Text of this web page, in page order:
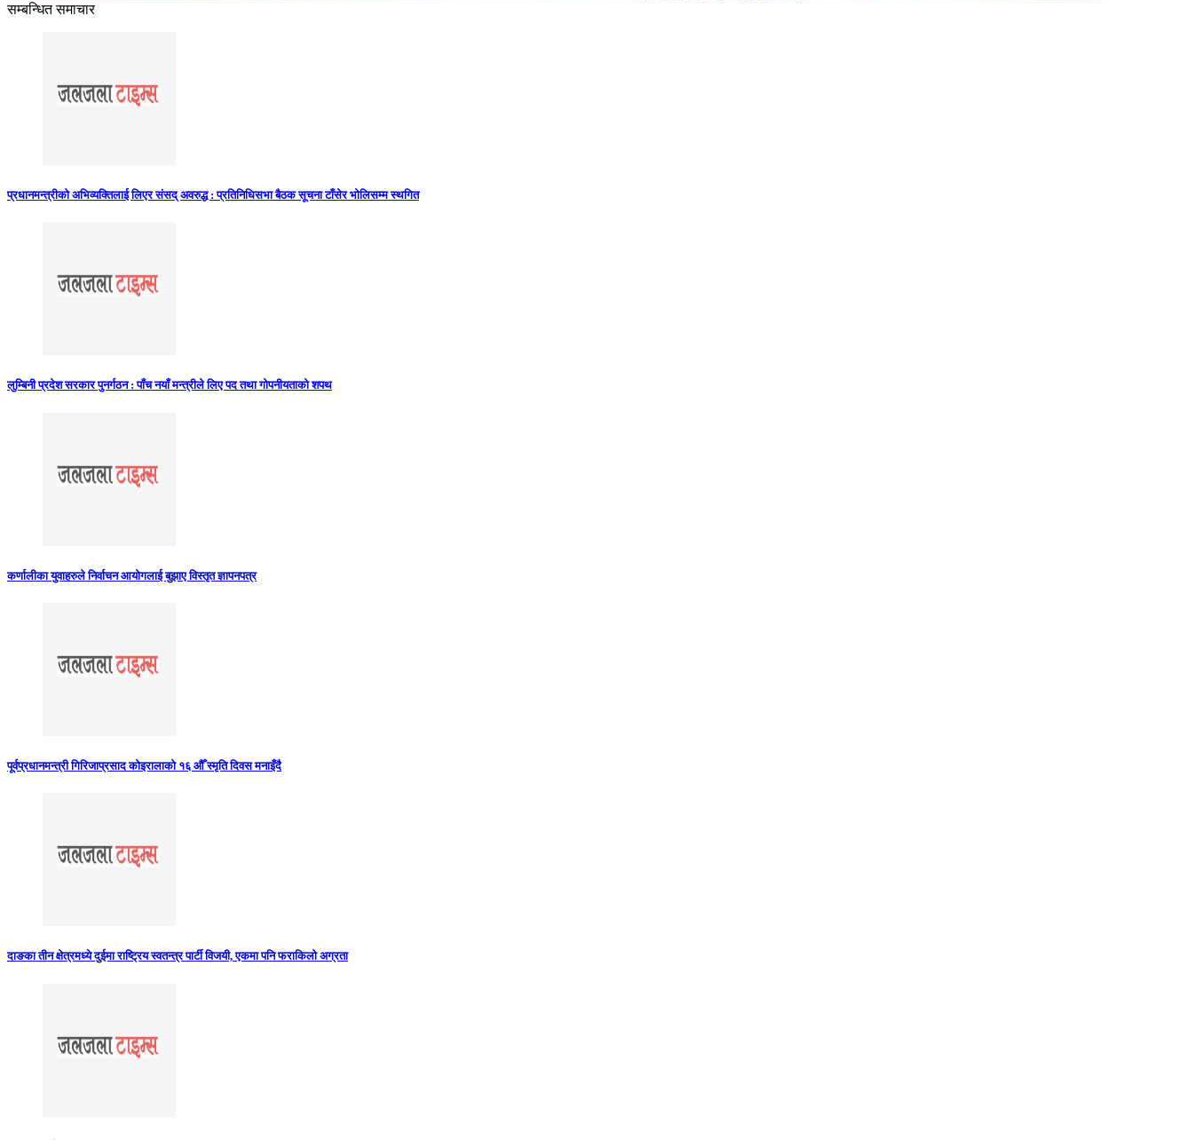
सम्बन्धित समाचार
प्रधानमन्त्रीको अभिव्यक्तिलाई लिएर संसद् अवरुद्ध : प्रतिनिधिसभा बैठक सूचना टाँसेर भोलिसम्म स्थगित
लुम्बिनी प्रदेश सरकार पुनर्गठन : पाँच नयाँ मन्त्रीले लिए पद तथा गोपनीयताको शपथ
कर्णालीका युवाहरुले निर्वाचन आयोगलाई बुझाए विस्तृत ज्ञापनपत्र
पूर्वप्रधानमन्त्री गिरिजाप्रसाद कोइरालाको १६ औँ स्मृति दिवस मनाइँदै
दाङका तीन क्षेत्रमध्ये दुईमा राष्ट्रिय स्वतन्त्र पार्टी विजयी, एकमा पनि फराकिलो अग्रता